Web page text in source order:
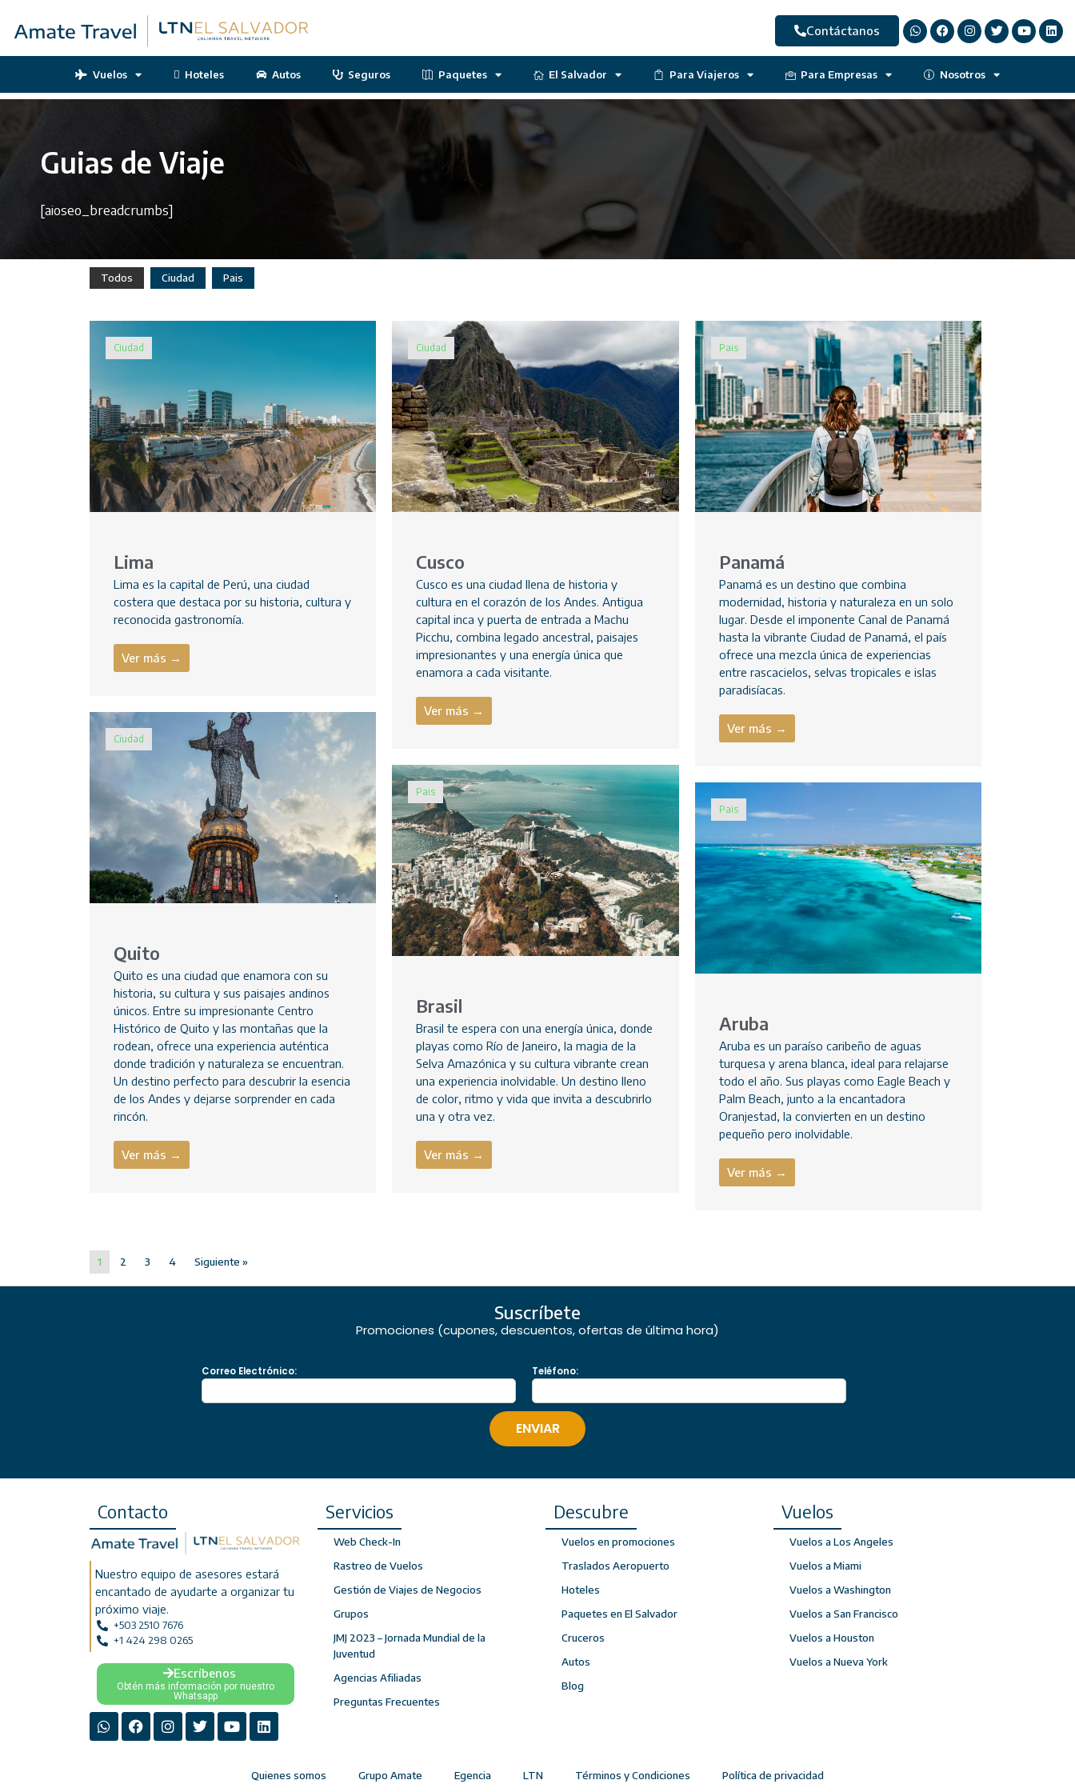
Contáctanos
Vuelos Hoteles Autos Seguros Paquetes El Salvador Para Viajeros Para Empresas Nosotros
Guias de Viaje
[aioseo_breadcrumbs]
Todos Ciudad Pais
Ciudad
Lima
Lima es la capital de Perú, una ciudad
costera que destaca por su historia, cultura y
reconocida gastronomía.
Ver más →
Ciudad
Cusco
Cusco es una ciudad llena de historia y
cultura en el corazón de los Andes. Antigua
capital inca y puerta de entrada a Machu
Picchu, combina legado ancestral, paisajes
impresionantes y una energía única que
enamora a cada visitante.
Ver más →
Pais
Panamá
Panamá es un destino que combina
modernidad, historia y naturaleza en un solo
lugar. Desde el imponente Canal de Panamá
hasta la vibrante Ciudad de Panamá, el país
ofrece una mezcla única de experiencias
entre rascacielos, selvas tropicales e islas
paradisíacas.
Ver más →
Ciudad
Quito
Quito es una ciudad que enamora con su
historia, su cultura y sus paisajes andinos
únicos. Entre su impresionante Centro
Histórico de Quito y las montañas que la
rodean, ofrece una experiencia auténtica
donde tradición y naturaleza se encuentran.
Un destino perfecto para descubrir la esencia
de los Andes y dejarse sorprender en cada
rincón.
Ver más →
Pais
Brasil
Brasil te espera con una energía única, donde
playas como Río de Janeiro, la magia de la
Selva Amazónica y su cultura vibrante crean
una experiencia inolvidable. Un destino lleno
de color, ritmo y vida que invita a descubrirlo
una y otra vez.
Ver más →
Pais
Aruba
Aruba es un paraíso caribeño de aguas
turquesa y arena blanca, ideal para relajarse
todo el año. Sus playas como Eagle Beach y
Palm Beach, junto a la encantadora
Oranjestad, la convierten en un destino
pequeño pero inolvidable.
Ver más →
1 2 3 4 Siguiente »
Suscríbete
Promociones (cupones, descuentos, ofertas de última hora)
Correo Electrónico: Teléfono:
Contacto
Nuestro equipo de asesores estará
encantado de ayudarte a organizar tu
próximo viaje.
+503 2510 7676
+1 424 298 0265
Escríbenos
Obtén más información por nuestro
Whatsapp
Servicios
Web Check-In
Rastreo de Vuelos
Gestión de Viajes de Negocios
Grupos
JMJ 2023 – Jornada Mundial de la
Juventud
Agencias Afiliadas
Preguntas Frecuentes
Descubre
Vuelos en promociones
Traslados Aeropuerto
Hoteles
Paquetes en El Salvador
Cruceros
Autos
Blog
Vuelos
Vuelos a Los Angeles
Vuelos a Miami
Vuelos a Washington
Vuelos a San Francisco
Vuelos a Houston
Vuelos a Nueva York
Quienes somos Grupo Amate Egencia LTN Términos y Condiciones Política de privacidad